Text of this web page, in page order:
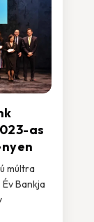
as
múltra
Bankja